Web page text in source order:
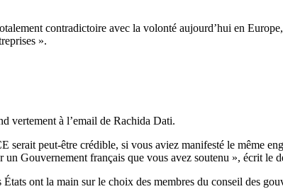
contradictoire avec la volonté aujourd’hui en
».
vertement à l’email de Rachida Dati.
peut-être crédible, si vous aviez manifesté le même
Gouvernement français que vous avez soutenu », écrit le
ont la main sur le choix des membres du conseil des